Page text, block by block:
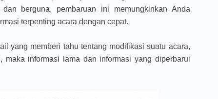
berguna, pembaruan ini memungkinkan Anda
terpenting acara dengan cepat.
yang memberi tahu tentang modifikasi suatu acara,
maka informasi lama dan informasi yang diperbarui